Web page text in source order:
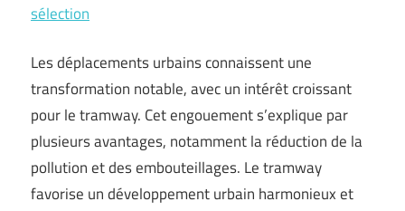
sélection
Les déplacements urbains connaissent une
transformation notable, avec un intérêt croissant
pour le tramway. Cet engouement s’explique par
plusieurs avantages, notamment la réduction de la
pollution et des embouteillages. Le tramway
favorise un développement urbain harmonieux et